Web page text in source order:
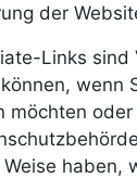
der
Links sind
wenn
haben,